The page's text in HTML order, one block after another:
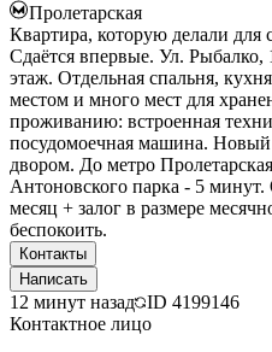
Пролетарская
Квартира, которую делали для
Сдаётся впервые. Ул. Рыбалко,
этаж. Отдельная спальня,
местом и много мест для
проживанию: встроенная
посудомоечная машина.
двором. До метро
Антоновского парка - 5
месяц + залог в размере
беспокоить.
Контакты
Написать
12 минут назад ID 4199146
Контактное лицо